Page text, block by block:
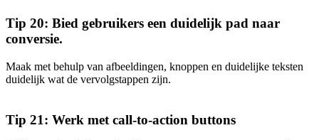
Tip 20: Bied gebruikers een duidelijk pad naar
conversie.
Maak met behulp van afbeeldingen, knoppen en duidelijke teksten
duidelijk wat de vervolgstappen zijn.
Tip 21: Werk met call-to-action buttons